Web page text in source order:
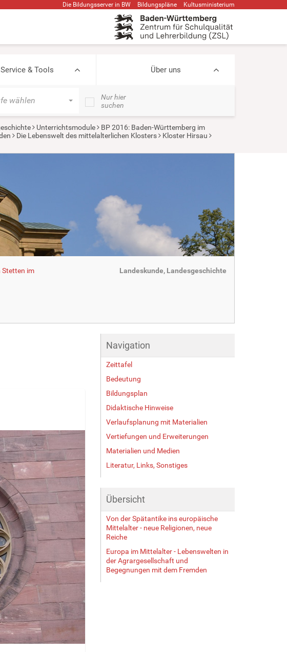
Die Bildungsserver in BW Bildungspläne Kultusministerium
Service & Tools Über uns
wählen
Nur hier
suchen
Unterrichtsmodule
BP 2016: Baden-Württemberg im
Die Lebenswelt des mittelalterlichen Klosters
Kloster Hirsau
Stetten im
Landeskunde, Landesgeschichte
Navigation
Zeittafel
Bedeutung
Bildungsplan
Didaktische Hinweise
Verlaufsplanung mit Materialien
Vertiefungen und Erweiterungen
Materialien und Medien
Literatur, Links, Sonstiges
Übersicht
Von der Spätantike ins europäische
Mittelalter - neue Religionen, neue
Reiche
Europa im Mittelalter - Lebenswelten in
der Agrargesellschaft und
Begegnungen mit dem Fremden